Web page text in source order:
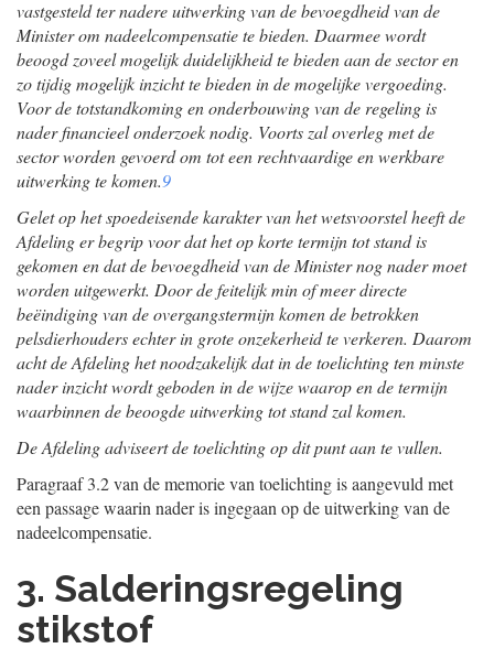
vastgesteld ter nadere uitwerking van de bevoegdheid van de
Minister om nadeelcompensatie te bieden. Daarmee wordt
beoogd zoveel mogelijk duidelijkheid te bieden aan de sector en
zo tijdig mogelijk inzicht te bieden in de mogelijke vergoeding.
Voor de totstandkoming en onderbouwing van de regeling is
nader financieel onderzoek nodig. Voorts zal overleg met de
sector worden gevoerd om tot een rechtvaardige en werkbare
uitwerking te komen.9
Gelet op het spoedeisende karakter van het wetsvoorstel heeft de
Afdeling er begrip voor dat het op korte termijn tot stand is
gekomen en dat de bevoegdheid van de Minister nog nader moet
worden uitgewerkt. Door de feitelijk min of meer directe
beëindiging van de overgangstermijn komen de betrokken
pelsdierhouders echter in grote onzekerheid te verkeren. Daarom
acht de Afdeling het noodzakelijk dat in de toelichting ten minste
nader inzicht wordt geboden in de wijze waarop en de termijn
waarbinnen de beoogde uitwerking tot stand zal komen.
De Afdeling adviseert de toelichting op dit punt aan te vullen.
Paragraaf 3.2 van de memorie van toelichting is aangevuld met
een passage waarin nader is ingegaan op de uitwerking van de
nadeelcompensatie.
3. Salderingsregeling
stikstof